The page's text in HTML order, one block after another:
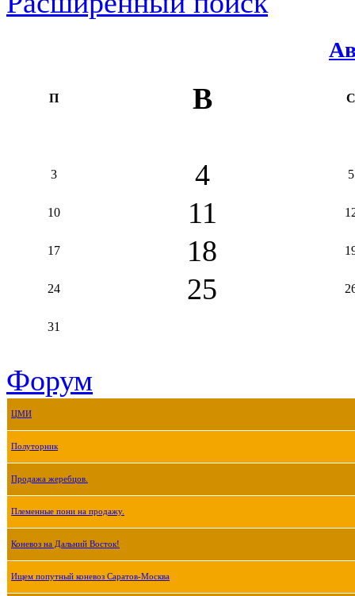
П В С
3 4 5
10 11
17 18
24 25
31
Форум
ЦМИ
Полуторник
Продажа жеребцов.
Племенные пони на продажу.
Коневоз на Дальний Восток!
Ищем попутный коневоз Саратов-Москва